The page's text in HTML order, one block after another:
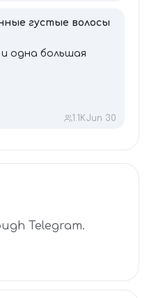
густые волосы
одна большая
1.1KJun 30
Telegram.